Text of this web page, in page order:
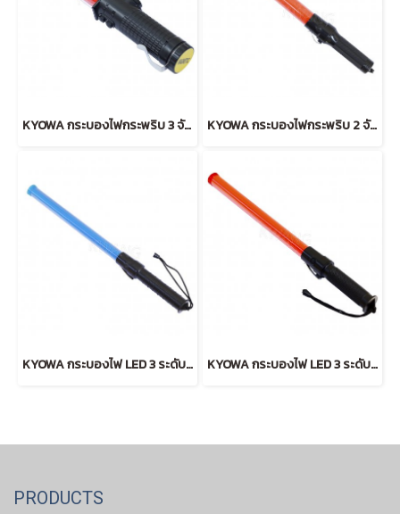
KYOWA กระบองไฟกระพริบ 3 จังหวะ สั้น (RED) KYOWA กระบองไฟกระพริบ 2 จังหวะ (RED)
KYOWA กระบองไฟ LED 3 ระดับ (BLUE) KYOWA กระบองไฟ LED 3 ระดับ ลายธรรมดา (RED)
PRODUCTS